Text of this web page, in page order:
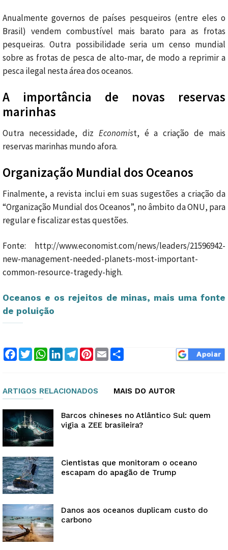
Anualmente governos de países pesqueiros (entre eles o
Brasil) vendem combustível mais barato para as frotas
pesqueiras. Outra possibilidade seria um censo mundial
sobre as frotas de pesca de alto-mar, de modo a reprimir a
pesca ilegal nesta área dos oceanos.
A importância de novas reservas
marinhas
Outra necessidade, diz Economist, é a criação de mais
reservas marinhas mundo afora.
Organização Mundial dos Oceanos
Finalmente, a revista inclui em suas sugestões a criação da
“Organização Mundial dos Oceanos”, no âmbito da ONU, para
regular e fiscalizar estas questões.
Fonte: http://www.economist.com/news/leaders/21596942-
new-management-needed-planets-most-important-
common-resource-tragedy-high.
Oceanos e os rejeitos de minas, mais uma fonte
de poluição
Facebook
TwitterWhatsApp
LinkedInTelegram
Pinterest
Email
ARTIGOS RELACIONADOS MAIS DO AUTOR
Barcos chineses no Atlântico Sul: quem
vigia a ZEE brasileira?
Cientistas que monitoram o oceano
escapam do apagão de Trump
Danos aos oceanos duplicam custo do
carbono